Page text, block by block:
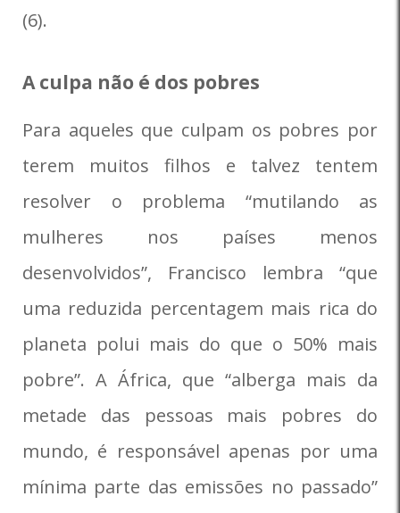
(6).
A culpa não é dos pobres
Para aqueles que culpam os pobres por
terem muitos filhos e talvez tentem
resolver o problema “mutilando as
mulheres nos países menos
desenvolvidos”, Francisco lembra “que
uma reduzida percentagem mais rica do
planeta polui mais do que o 50% mais
pobre”. A África, que “alberga mais da
metade das pessoas mais pobres do
mundo, é responsável apenas por uma
mínima parte das emissões no passado”